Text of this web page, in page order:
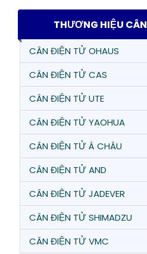
THƯƠNG HIỆU CÂN
CÂN ĐIỆN TỬ OHAUS
CÂN ĐIỆN TỬ CAS
CÂN ĐIỆN TỬ UTE
CÂN ĐIỆN TỬ YAOHUA
CÂN ĐIỆN TỬ Á CHÂU
CÂN ĐIỆN TỬ AND
CÂN ĐIỆN TỬ JADEVER
CÂN ĐIỆN TỬ SHIMADZU
CÂN ĐIỆN TỬ VMC